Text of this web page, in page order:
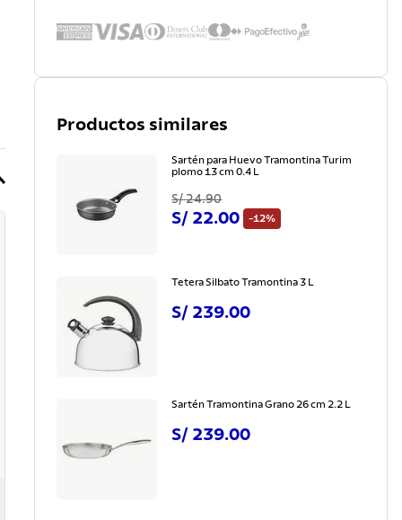
Productos similares
Sartén para Huevo Tramontina Turim
plomo 13 cm 0.4 L
S/ 24.90
S/ 22.00 -12%
Tetera Silbato Tramontina 3 L
S/ 239.00
Sartén Tramontina Grano 26 cm 2.2 L
S/ 239.00